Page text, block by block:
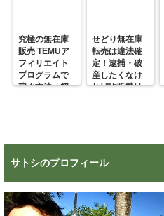
究極の無在庫
販売 TEMUア
フィリエイト
プログラムで
稼ぐ方法 初
せどり無在庫
転売は違法確
定！逮捕・破
産したくなけ
れば物販勢は
サトシのプロフィール